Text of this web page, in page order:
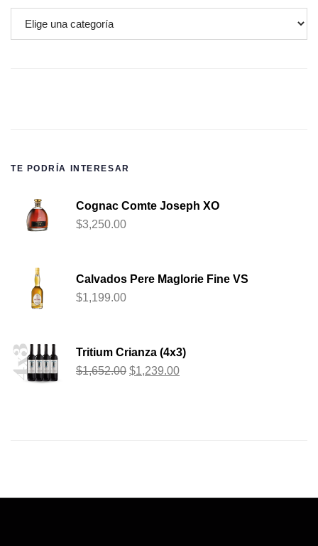
TE PODRÍA INTERESAR
Cognac Comte Joseph XO
$3,250.00
Calvados Pere Maglorie Fine VS
$1,199.00
Tritium Crianza (4x3)
$1,652.00 $1,239.00